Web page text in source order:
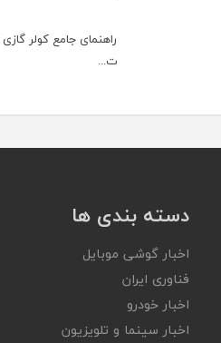
ت...
دسته بندی ها
اخبار گوشی موبایل
فناوری ایران
اخبار خودرو
اخبار سینما و تلویزیون